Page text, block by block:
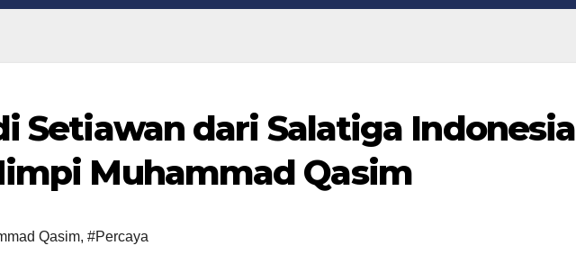
Setiawan dari Salatiga Indonesia
Muhammad Qasim
Qasim, #Percaya